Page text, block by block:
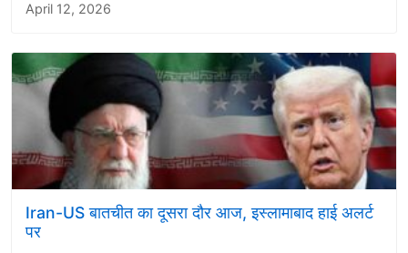
April 12, 2026
Iran-US बातचीत का दूसरा दौर आज, इस्लामाबाद हाई अलर्ट
पर